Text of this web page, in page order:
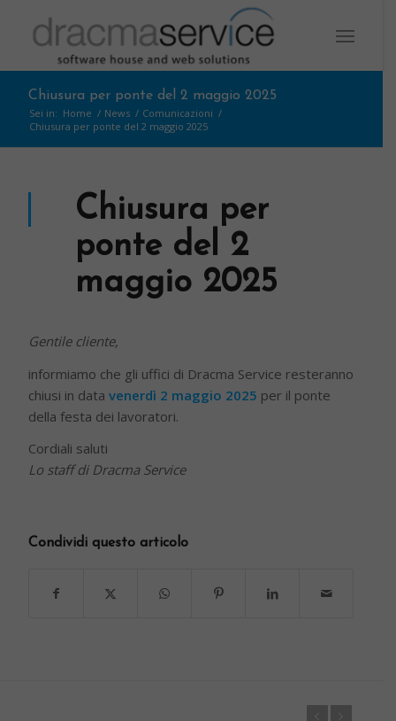
Chiusura per ponte del 2 maggio 2025
Sei in: Home / News / Comunicazioni /
Chiusura per ponte del 2 maggio 2025
Chiusura per
ponte del 2
maggio 2025
Gentile cliente,
informiamo che gli uffici di Dracma Service resteranno
chiusi in datavenerdì 2 maggio 2025 per il ponte
della festa dei lavoratori.
Cordiali saluti
Lo staff di Dracma Service
Condividi questo articolo